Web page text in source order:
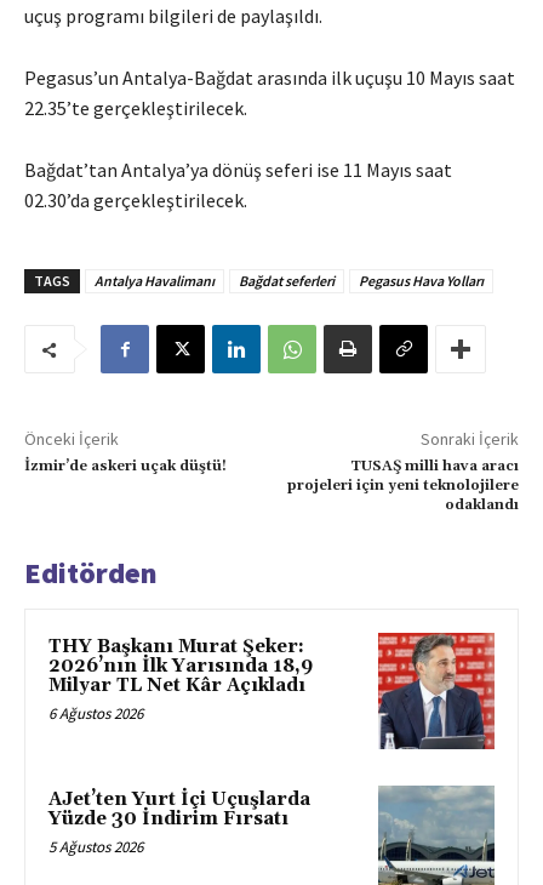
uçuş programı bilgileri de paylaşıldı.
Pegasus’un Antalya-Bağdat arasında ilk uçuşu 10 Mayıs saat
22.35’te gerçekleştirilecek.
Bağdat’tan Antalya’ya dönüş seferi ise 11 Mayıs saat
02.30’da gerçekleştirilecek.
TAGS Antalya Havalimanı Bağdat seferleri Pegasus Hava Yolları
Önceki İçerik
İzmir’de askeri uçak düştü!
Sonraki İçerik
TUSAŞ milli hava aracı
projeleri için yeni teknolojilere
odaklandı
Editörden
THY Başkanı Murat Şeker:
2026’nın İlk Yarısında 18,9
Milyar TL Net Kâr Açıkladı
6 Ağustos 2026
AJet’ten Yurt İçi Uçuşlarda
Yüzde 30 İndirim Fırsatı
5 Ağustos 2026